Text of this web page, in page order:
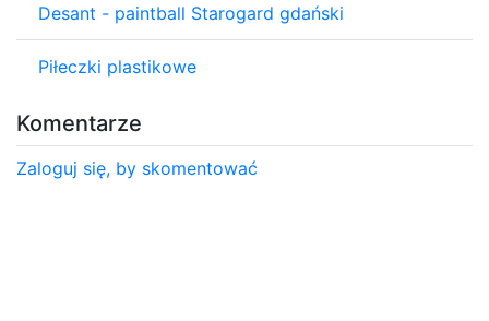
Desant - paintball Starogard gdański
Piłeczki plastikowe
Komentarze
Zaloguj się, by skomentować